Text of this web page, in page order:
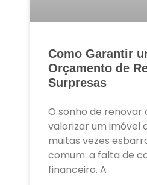
Como Garantir
Orçamento de
Surpresas
O sonho de renovar
valorizar um imóvel
muitas vezes
comum: a falta de
financeiro. A